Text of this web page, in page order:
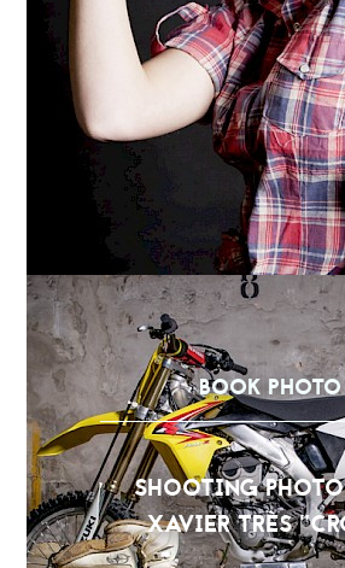
BOOK PHOTO
SHOOTING PHOTO
XAVIER TRÈS